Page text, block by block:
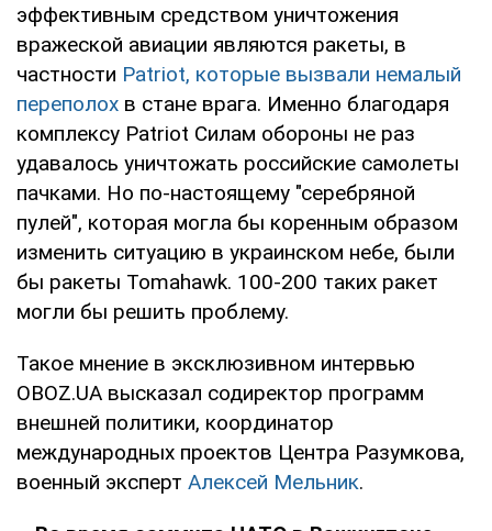
эффективным средством уничтожения
вражеской авиации являются ракеты, в
частности Patriot, которые вызвали немалый
переполох в стане врага. Именно благодаря
комплексу Patriot Силам обороны не раз
удавалось уничтожать российские самолеты
пачками. Но по-настоящему "серебряной
пулей", которая могла бы коренным образом
изменить ситуацию в украинском небе, были
бы ракеты Tomahawk. 100-200 таких ракет
могли бы решить проблему.
Такое мнение в эксклюзивном интервью
OBOZ.UA высказал содиректор программ
внешней политики, координатор
международных проектов Центра Разумкова,
военный эксперт Алексей Мельник.